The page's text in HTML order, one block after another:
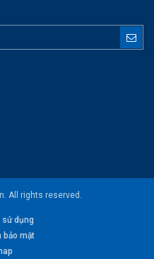
All rights reserved.
sử dụng
bảo mật